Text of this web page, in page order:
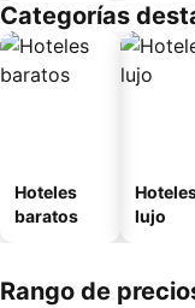
Categorías
Hoteles
baratos
lujo
Rango de